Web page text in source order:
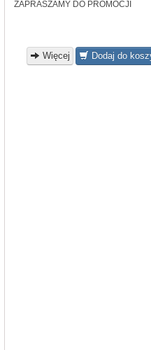
ZAPRASZAMY DO PROMOCJI
Więcej Dodaj do